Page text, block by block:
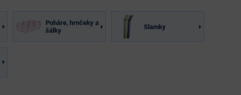
Poháre, hrnčeky a
šálky
Slamky